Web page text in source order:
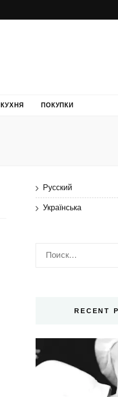
КУХНЯ ПОКУПКИ
Русский
Українська
Найти:
RECENT